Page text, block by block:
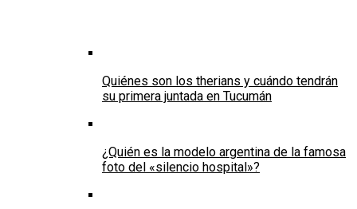
Quiénes son los therians y cuándo tendrán
su primera juntada en Tucumán
¿Quién es la modelo argentina de la famosa
foto del «silencio hospital»?